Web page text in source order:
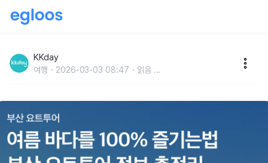
KKday
여행 2026-03-03 08:47 읽음 ...